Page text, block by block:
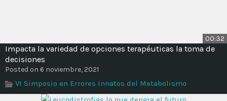
00:32
Impacta la variedad de opciones terapéuticas la toma de
decisiones
Posted on 6 noviembre, 2021
VI Simposio en Errores Innatos del Metabolismo